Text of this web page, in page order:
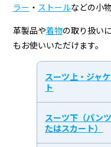
ラー ・ ストールなどの小
革製品や着物の取り扱い
もお使いいただけます。
スーツ上・ジャ
ト
スーツ下（パン
たはスカート）